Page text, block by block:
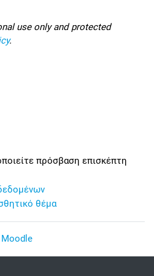
use only and protected
.
πρόσβαση επισκέπτη
θέμα
Moodle